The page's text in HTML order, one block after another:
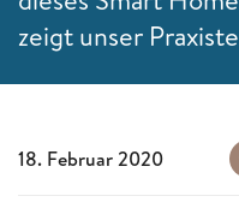
zeigt unser
18. Februar 2020